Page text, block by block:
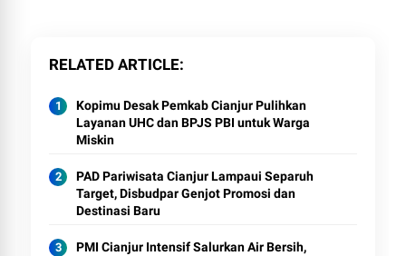
RELATED ARTICLE
Kopimu Desak Pemkab Cianjur Pulihkan
Layanan UHC dan BPJS PBI untuk Warga
Miskin
PAD Pariwisata Cianjur Lampaui Separuh
Target, Disbudpar Genjot Promosi dan
Destinasi Baru
PMI Cianjur Intensif Salurkan Air Bersih,